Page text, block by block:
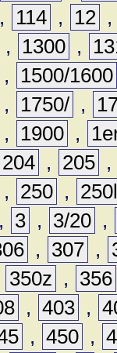
, 114 , 12
, 1300 ,
,
1500/1600
, 1750/ ,
, 1900 ,
204 , 205 ,
, 250 ,
, 3 , 3/20 ,
, 307 ,
350z ,
356
, 403 ,
, 450 ,